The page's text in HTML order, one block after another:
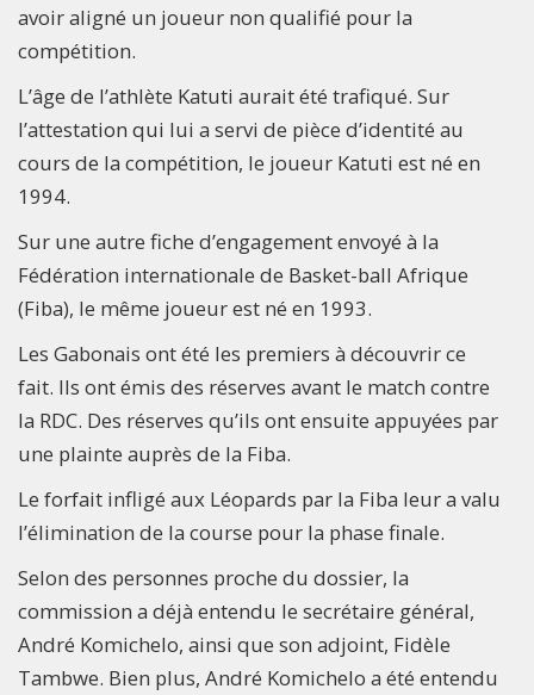
avoir aligné un joueur non qualifié pour la
compétition.
L’âge de l’athlète Katuti aurait été trafiqué. Sur
l’attestation qui lui a servi de pièce d’identité au
cours de la compétition, le joueur Katuti est né en
1994.
Sur une autre fiche d’engagement envoyé à la
Fédération internationale de Basket-ball Afrique
(Fiba), le même joueur est né en 1993.
Les Gabonais ont été les premiers à découvrir ce
fait. Ils ont émis des réserves avant le match contre
la RDC. Des réserves qu’ils ont ensuite appuyées par
une plainte auprès de la Fiba.
Le forfait infligé aux Léopards par la Fiba leur a valu
l’élimination de la course pour la phase finale.
Selon des personnes proche du dossier, la
commission a déjà entendu le secrétaire général,
André Komichelo, ainsi que son adjoint, Fidèle
Tambwe. Bien plus, André Komichelo a été entendu